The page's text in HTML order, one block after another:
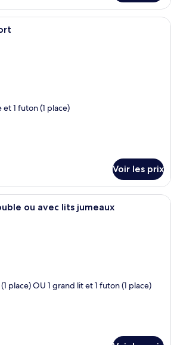
Une chambre de qualité supérieure,
et 1 futon (1 place)
Voir les prix
Une chambre d’hôtel avec deux lits,
ou avec lits jumeaux
place) OU 1 grand lit et 1 futon (1 place)